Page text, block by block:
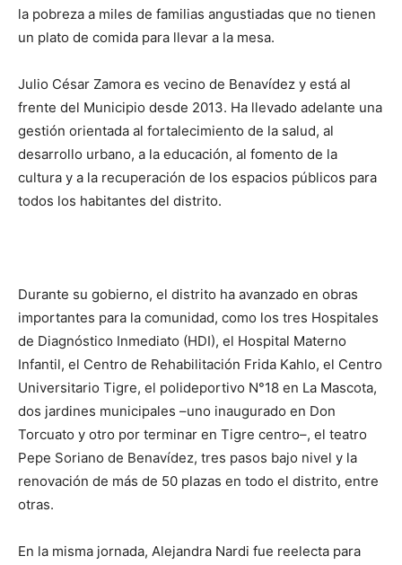
la pobreza a miles de familias angustiadas que no tienen
un plato de comida para llevar a la mesa.
Julio César Zamora es vecino de Benavídez y está al
frente del Municipio desde 2013. Ha llevado adelante una
gestión orientada al fortalecimiento de la salud, al
desarrollo urbano, a la educación, al fomento de la
cultura y a la recuperación de los espacios públicos para
todos los habitantes del distrito.
Durante su gobierno, el distrito ha avanzado en obras
importantes para la comunidad, como los tres Hospitales
de Diagnóstico Inmediato (HDI), el Hospital Materno
Infantil, el Centro de Rehabilitación Frida Kahlo, el Centro
Universitario Tigre, el polideportivo N°18 en La Mascota,
dos jardines municipales –uno inaugurado en Don
Torcuato y otro por terminar en Tigre centro–, el teatro
Pepe Soriano de Benavídez, tres pasos bajo nivel y la
renovación de más de 50 plazas en todo el distrito, entre
otras.
En la misma jornada, Alejandra Nardi fue reelecta para